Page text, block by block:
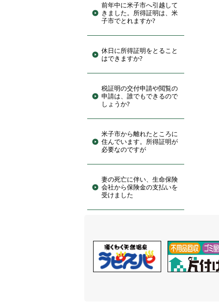
前年中に米子市へ引越して
きました。所得証明は、米
子市でとれますか?
休日に所得証明をとること
はできますか?
税証明の交付申請や閲覧の
申請は、誰でもできるので
しょうか?
米子市から離れたところに
住んでいます。所得証明が
必要なのですが
妻の死亡に伴い、生命保険
会社から保険金の支払いを
受けました